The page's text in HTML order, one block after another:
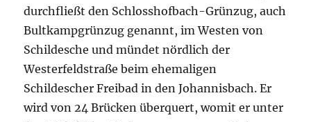
durchfließt den Schlosshofbach-Grünzug, auch
Bultkampgrünzug genannt, im Westen von
Schildesche und mündet nördlich der
Westerfeldstraße beim ehemaligen
Schildescher Freibad in den Johannisbach. Er
wird von 24 Brücken überquert, womit er unter